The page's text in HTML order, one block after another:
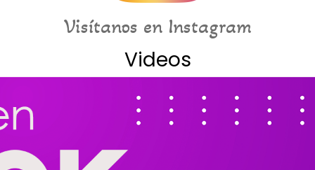
Visítanos en Instagram
Videos